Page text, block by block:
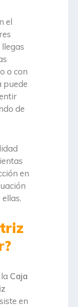
el
o con
puede
de
en
Caja
en